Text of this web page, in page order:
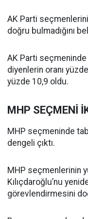
AK Parti
doğru bulmadığını
AK Parti seçmeninde
diyenlerin oranı
yüzde 10,9 oldu.
MHP SEÇMENİ
MHP seçmeninde
dengeli çıktı.
MHP seçmenlerinin
Kılıçdaroğlu’nu
görevlendirmesini